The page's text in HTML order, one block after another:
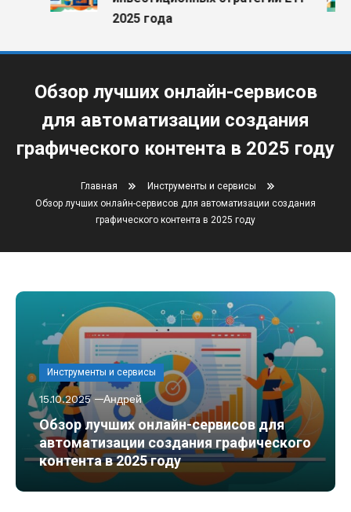
2025 года
Обзор лучших онлайн-сервисов
для автоматизации создания
графического контента в 2025 году
Главная
Инструменты и сервисы
Обзор лучших онлайн-сервисов для автоматизации создания
графического контента в 2025 году
Инструменты и сервисы
15.10.2025 Андрей
Обзор лучших онлайн-сервисов для
автоматизации создания графического
контента в 2025 году